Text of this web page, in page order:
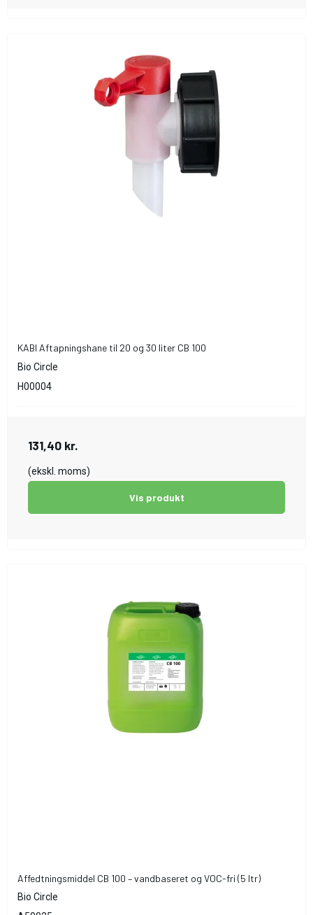
KABI Aftapningshane til 20 og 30 liter CB 100
Bio Circle
H00004
131,40 kr.
(ekskl. moms)
Vis produkt
Affedtningsmiddel CB 100 – vandbaseret og VOC-fri (5 ltr)
Bio Circle